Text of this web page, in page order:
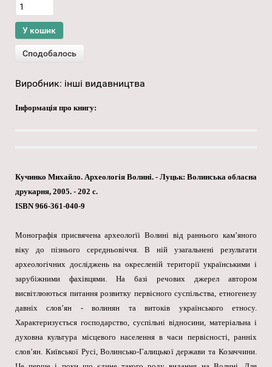
Виробник: інші видавництва
Інформація про книгу:
Кучинко Михайло. Археологія Волині. - Луцьк: Волинська обласна
друкарня, 2005. - 202 с.
ISBN 966-361-040-9
Монографія присвячена археологїі Волині від раннього кам’яного
віку до пізнього середньовіччя. В ній узагальнені результати
археологічних досліджень на окресленій території українськими і
зарубіжними фахівцями. На базі речових джерел автором
висвітлюються питання розвитку первісного суспільства, етногенезу
давніх слов’ян - волинян та витоків українського етносу.
Характеризується господарство, суспільні відносини, матеріальна і
духовна культура місцевого населення в часи первісності, ранніх
слов’ян. Київської Русі, Волинсько-Галицької держави та Козаччини.